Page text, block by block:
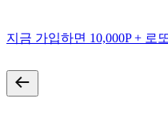
지금 가입하면 10,000P + 로